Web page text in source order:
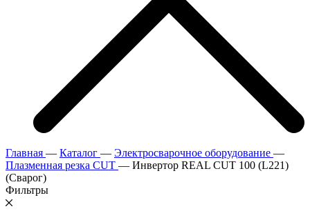
Главная — Каталог — Электросварочное оборудование —
Плазменная резка CUT — Инвертор REAL CUT 100 (L221)
(Сварог)
Фильтры